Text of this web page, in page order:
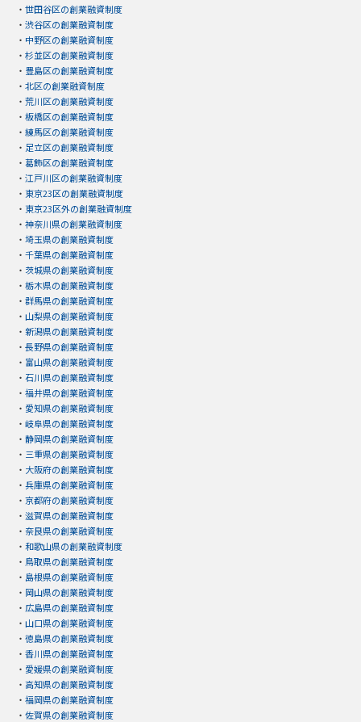
・ 世田谷区の創業融資制度
・ 渋谷区の創業融資制度
・ 中野区の創業融資制度
・ 杉並区の創業融資制度
・ 豊島区の創業融資制度
・ 北区の創業融資制度
・ 荒川区の創業融資制度
・ 板橋区の創業融資制度
・ 練馬区の創業融資制度
・ 足立区の創業融資制度
・ 葛飾区の創業融資制度
・ 江戸川区の創業融資制度
・ 東京23区の創業融資制度
・ 東京23区外の創業融資制度
・ 神奈川県の創業融資制度
・ 埼玉県の創業融資制度
・ 千葉県の創業融資制度
・ 茨城県の創業融資制度
・ 栃木県の創業融資制度
・ 群馬県の創業融資制度
・ 山梨県の創業融資制度
・ 新潟県の創業融資制度
・ 長野県の創業融資制度
・ 富山県の創業融資制度
・ 石川県の創業融資制度
・ 福井県の創業融資制度
・ 愛知県の創業融資制度
・ 岐阜県の創業融資制度
・ 静岡県の創業融資制度
・ 三重県の創業融資制度
・ 大阪府の創業融資制度
・ 兵庫県の創業融資制度
・ 京都府の創業融資制度
・ 滋賀県の創業融資制度
・ 奈良県の創業融資制度
・ 和歌山県の創業融資制度
・ 鳥取県の創業融資制度
・ 島根県の創業融資制度
・ 岡山県の創業融資制度
・ 広島県の創業融資制度
・ 山口県の創業融資制度
・ 徳島県の創業融資制度
・ 香川県の創業融資制度
・ 愛媛県の創業融資制度
・ 高知県の創業融資制度
・ 福岡県の創業融資制度
・ 佐賀県の創業融資制度